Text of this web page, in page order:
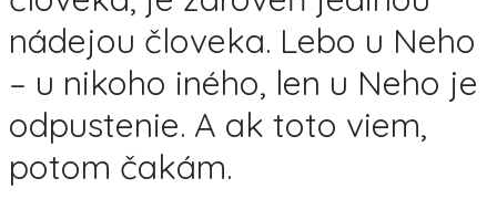
nádejou človeka. Lebo u Neho
– u nikoho iného, len u Neho je
odpustenie. A ak toto viem,
potom čakám.